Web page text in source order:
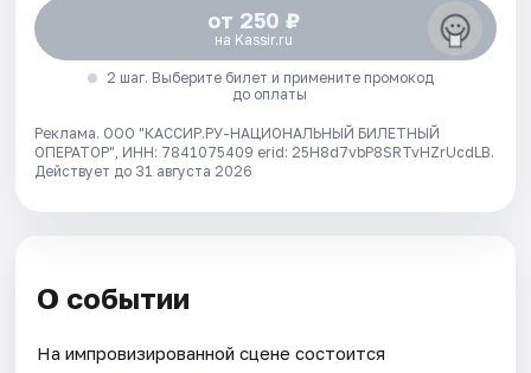
от 250 ₽
на Kassir.ru
2 шаг. Выберите билет и примените промокод
до оплаты
Реклама. ООО "КАССИР.РУ-НАЦИОНАЛЬНЫЙ БИЛЕТНЫЙ
ОПЕРАТОР", ИНН: 7841075409 erid: 25H8d7vbP8SRTvHZrUcdLB.
Действует до 31 августа 2026
О событии
На импровизированной сцене состоится